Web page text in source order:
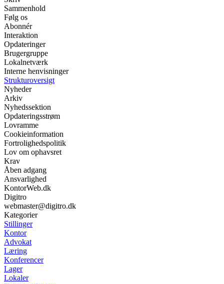
Sammenhold
Følg os
Abonnér
Interaktion
Opdateringer
Brugergruppe
Lokalnetværk
Interne henvisninger
Strukturoversigt
Nyheder
Arkiv
Nyhedssektion
Opdateringsstrøm
Lovramme
Cookieinformation
Fortrolighedspolitik
Lov om ophavsret
Krav
Åben adgang
Ansvarlighed
KontorWeb.dk
Digitro
webmaster@digitro.dk
Kategorier
Stillinger
Kontor
Advokat
Læring
Konferencer
Lager
Lokaler